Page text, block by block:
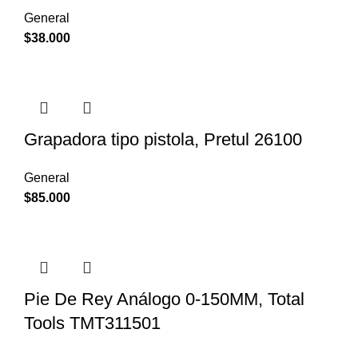
General
$38.000
Grapadora tipo pistola, Pretul 26100
General
$85.000
Pie De Rey Análogo 0-150MM, Total
Tools TMT311501